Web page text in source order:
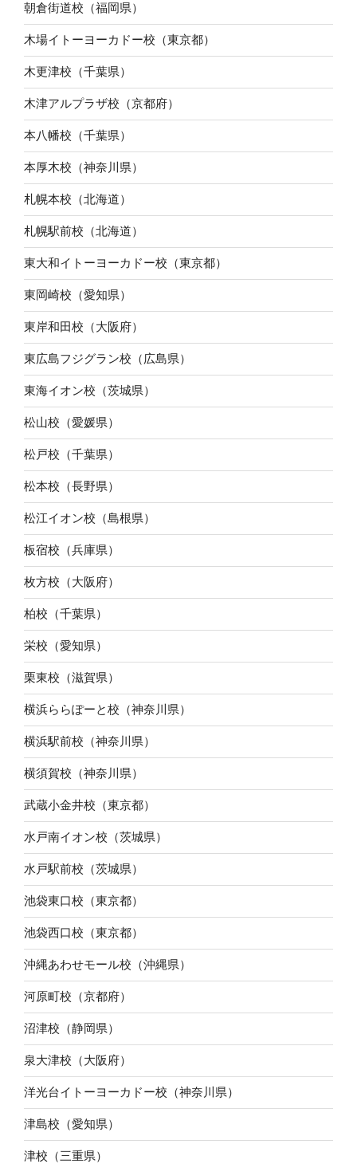
朝倉街道校（福岡県）
木場イトーヨーカドー校（東京都）
木更津校（千葉県）
木津アルプラザ校（京都府）
本八幡校（千葉県）
本厚木校（神奈川県）
札幌本校（北海道）
札幌駅前校（北海道）
東大和イトーヨーカドー校（東京都）
東岡崎校（愛知県）
東岸和田校（大阪府）
東広島フジグラン校（広島県）
東海イオン校（茨城県）
松山校（愛媛県）
松戸校（千葉県）
松本校（長野県）
松江イオン校（島根県）
板宿校（兵庫県）
枚方校（大阪府）
柏校（千葉県）
栄校（愛知県）
栗東校（滋賀県）
横浜ららぽーと校（神奈川県）
横浜駅前校（神奈川県）
横須賀校（神奈川県）
武蔵小金井校（東京都）
水戸南イオン校（茨城県）
水戸駅前校（茨城県）
池袋東口校（東京都）
池袋西口校（東京都）
沖縄あわせモール校（沖縄県）
河原町校（京都府）
沼津校（静岡県）
泉大津校（大阪府）
洋光台イトーヨーカドー校（神奈川県）
津島校（愛知県）
津校（三重県）